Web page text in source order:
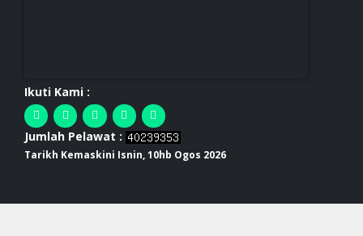
Ikuti Kami :
Jumlah Pelawat :
Tarikh Kemaskini Isnin, 10hb Ogos 2026